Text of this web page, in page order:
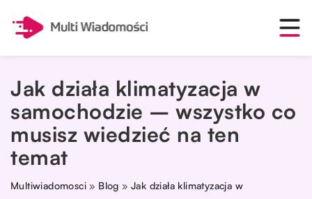
Jak działa klimatyzacja w
samochodzie – wszystko co
musisz wiedzieć na ten
temat
Multiwiadomosci » Blog »Jak działa klimatyzacja w